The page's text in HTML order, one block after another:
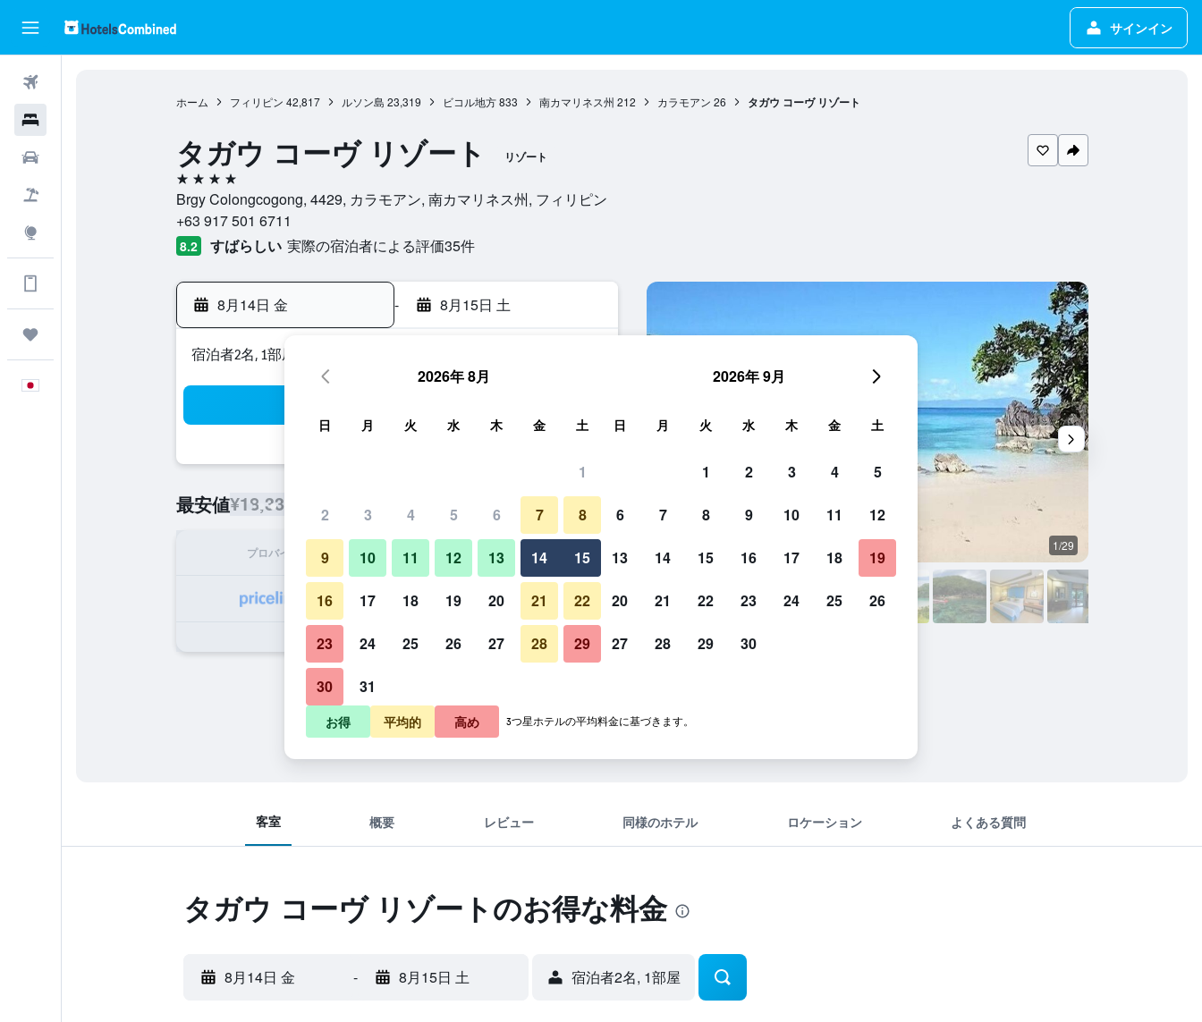
サインイン
アプリでさらに便利に
ホーム フィリピン 42,817 ルソン島 23,319 ビコル地方 833 南カマリネス州 212 カラモアン 26 タガウ コーヴ リゾート
タガウ コーヴ リゾート リゾート
4つ星
Brgy Colongcogong, 4429, カラモアン, 南カマリネス州, フィリピン
+63 917 501 6711
8.2 すばらしい 実際の宿泊者による評価35​件
8月14日 金 - 8月15日 土
宿泊者2名, 1​部屋
最安値¥18,334
プロバイダ 1泊あたり合計
¥18,334 プランを見る
1/29
客室 概要 レビュー 同様のホテル ロケーション よくある質問
タガウ コーヴ リゾートのお得な料金
8月14日 金 - 8月15日 土 宿泊者2名, 1​部屋
2026年 8月
日 月 火 水 木 金 土
1
2 3 4 5 6 7 8
9 10 11 12 13 14 15
16 17 18 19 20 21 22
23 24 25 26 27 28 29
30 31
2026年 9月
日 月 火 水 木 金 土
1 2 3 4 5
6 7 8 9 10 11 12
13 14 15 16 17 18 19
20 21 22 23 24 25 26
27 28 29 30
お得 平均的 高め 3つ星ホテルの平均料金に基づきます。